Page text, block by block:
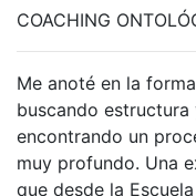
COACHING
Me anoté en la
buscando
encontrando un
muy profundo. Una
que desde la